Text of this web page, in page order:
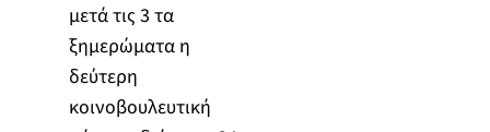
μετά τις 3 τα
ξημερώματα η
δεύτερη
κοινοβουλευτική